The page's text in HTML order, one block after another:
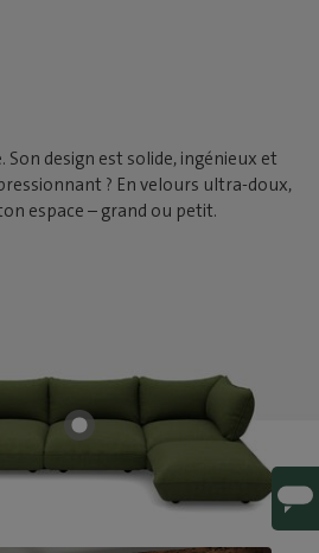
design est solide, ingénieux et
? En velours ultra-doux,
espace – grand ou petit.